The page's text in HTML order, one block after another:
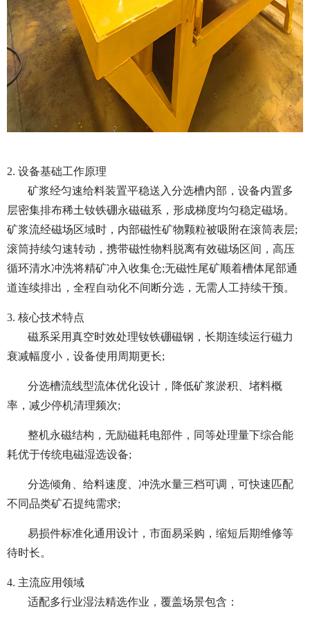
2. 设备基础工作原理
矿浆经匀速给料装置平稳送入分选槽内部，设备内置多
层密集排布稀土钕铁硼永磁磁系，形成梯度均匀稳定磁场。
矿浆流经磁场区域时，内部磁性矿物颗粒被吸附在滚筒表层;
滚筒持续匀速转动，携带磁性物料脱离有效磁场区间，高压
循环清水冲洗将精矿冲入收集仓;无磁性尾矿顺着槽体尾部通
道连续排出，全程自动化不间断分选，无需人工持续干预。
3. 核心技术特点
磁系采用真空时效处理钕铁硼磁钢，长期连续运行磁力
衰减幅度小，设备使用周期更长;
分选槽流线型流体优化设计，降低矿浆淤积、堵料概
率，减少停机清理频次;
整机永磁结构，无励磁耗电部件，同等处理量下综合能
耗优于传统电磁湿选设备;
分选倾角、给料速度、冲洗水量三档可调，可快速匹配
不同品类矿石提纯需求;
易损件标准化通用设计，市面易采购，缩短后期维修等
待时长。
4. 主流应用领域
适配多行业湿法精选作业，覆盖场景包含：